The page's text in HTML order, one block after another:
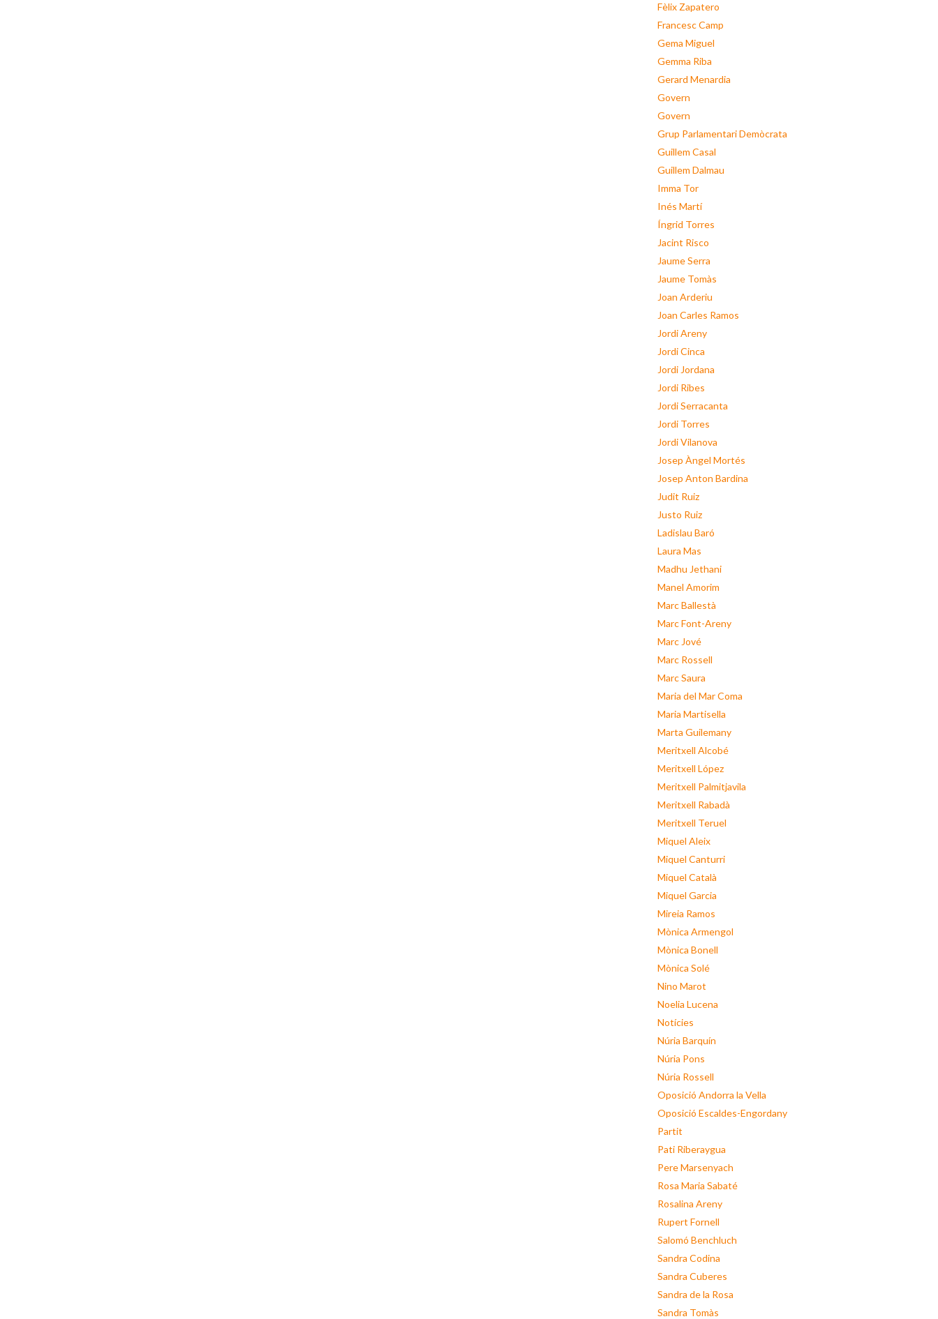
Fèlix Zapatero
Francesc Camp
Gema Miguel
Gemma Riba
Gerard Menardia
Govern
Govern
Grup Parlamentari Demòcrata
Guillem Casal
Guillem Dalmau
Imma Tor
Inés Martí
Íngrid Torres
Jacint Risco
Jaume Serra
Jaume Tomàs
Joan Arderiu
Joan Carles Ramos
Jordi Areny
Jordi Cinca
Jordi Jordana
Jordi Ribes
Jordi Serracanta
Jordi Torres
Jordi Vilanova
Josep Àngel Mortés
Josep Anton Bardina
Judit Ruiz
Justo Ruiz
Ladislau Baró
Laura Mas
Madhu Jethani
Manel Amorim
Marc Ballestà
Marc Font-Areny
Marc Jové
Marc Rossell
Marc Saura
Maria del Mar Coma
Maria Martisella
Marta Guilemany
Meritxell Alcobé
Meritxell López
Meritxell Palmitjavila
Meritxell Rabadà
Meritxell Teruel
Miquel Aleix
Miquel Canturri
Miquel Català
Miquel Garcia
Mireia Ramos
Mònica Armengol
Mònica Bonell
Mònica Solé
Nino Marot
Noelia Lucena
Notícies
Núria Barquín
Núria Pons
Núria Rossell
Oposició Andorra la Vella
Oposició Escaldes-Engordany
Partit
Pati Riberaygua
Pere Marsenyach
Rosa Maria Sabaté
Rosalina Areny
Rupert Fornell
Salomó Benchluch
Sandra Codina
Sandra Cuberes
Sandra de la Rosa
Sandra Tomàs